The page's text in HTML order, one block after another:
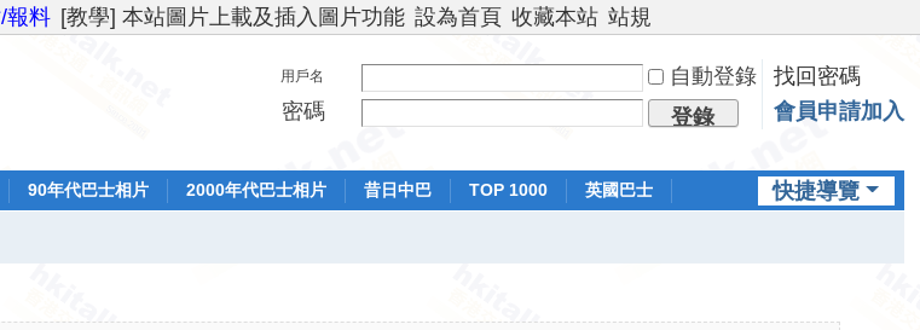
報料 [教學] 本站圖片上載及插入圖片功能 設為首頁 收藏本站 站規
用戶名 自動登錄
找回密碼
密碼
登錄 會員申請加入
快捷導覽
90年代巴士相片 2000年代巴士相片 昔日中巴 TOP 1000
英國巴士